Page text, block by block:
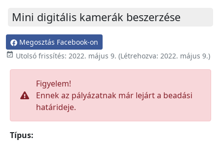
Mini digitális kamerák beszerzése
Megosztás Facebook-on
 Utolsó frissítés: 2022. május 9. (Létrehozva: 2022. május 9.)
Figyelem!
Ennek az pályázatnak már lejárt a beadási
határideje.
Típus: